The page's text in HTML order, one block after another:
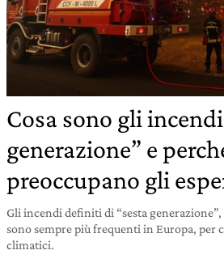
Cosa sono gli
generazione” e
preoccupano gli
Gli incendi definiti di “sesta
sono sempre più frequenti in Europa, per
climatici.